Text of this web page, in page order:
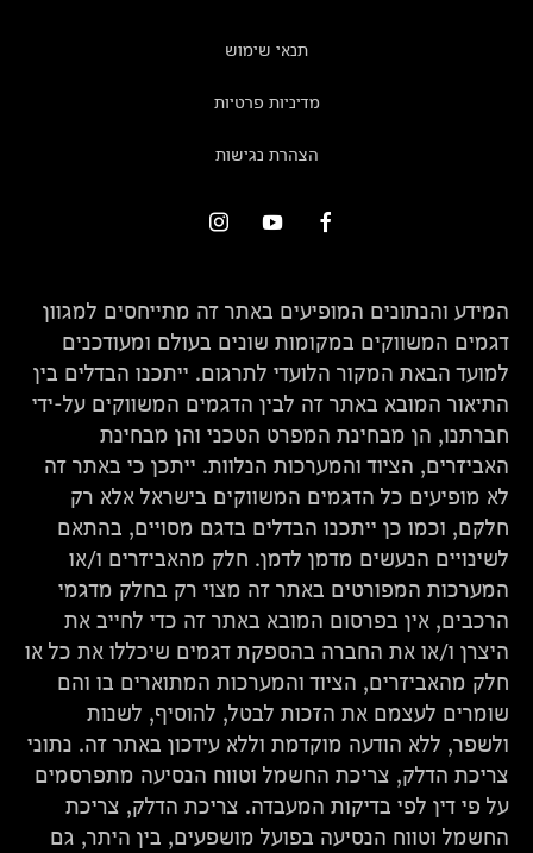
תנאי שימוש
מדיניות פרטיות
הצהרת נגישות
המידע והנתונים המופיעים באתר זה מתייחסים למגוון
דגמים המשווקים במקומות שונים בעולם ומעודכנים
למועד הבאת המקור הלועדי לתרגום. ייתכנו הבדלים בין
התיאור המובא באתר זה לבין הדגמים המשווקים על-ידי
חברתנו, הן מבחינת המפרט הטכני והן מבחינת
האביזרים, הציוד והמערכות הנלוות. ייתכן כי באתר זה
לא מופיעים כל הדגמים המשווקים בישראל אלא רק
חלקם, וכמו כן ייתכנו הבדלים בדגם מסויים, בהתאם
לשינויים הנעשים מדמן לדמן. חלק מהאביזרים ו/או
המערכות המפורטים באתר זה מצוי רק בחלק מדגמי
הרכבים, אין בפרסום המובא באתר זה כדי לחייב את
היצרן ו/או את החברה בהספקת דגמים שיכללו את כל או
חלק מהאביזרים, הציוד והמערכות המתוארים בו והם
שומרים לעצמם את הזכות לבטל, להוסיף, לשנות
ולשפר, ללא הודעה מוקדמת וללא עידכון באתר זה. נתוני
צריכת הדלק, צריכת החשמל וטווח הנסיעה מתפרסמים
על פי דין לפי בדיקות המעבדה. צריכת הדלק, צריכת
החשמל וטווח הנסיעה בפועל מושפעים, בין היתר, גם